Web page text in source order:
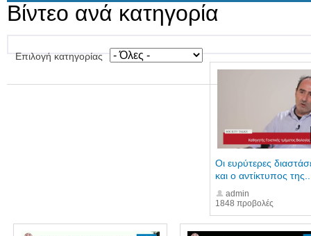
Βίντεο ανά κατηγορία
Επιλογή κατηγορίας
1848 προβολές
Οι ευρύτερες
και ο αντίκτυπος
admin